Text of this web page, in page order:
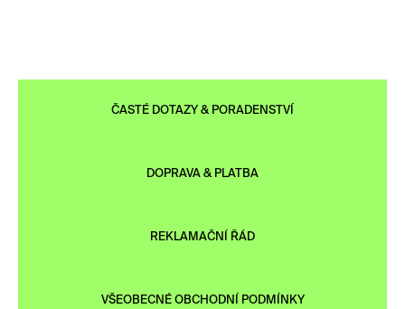
ČASTÉ DOTAZY & PORADENSTVÍ
DOPRAVA & PLATBA
REKLAMAČNÍ ŘÁD
VŠEOBECNÉ OBCHODNÍ PODMÍNKY